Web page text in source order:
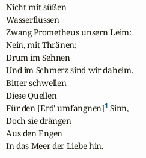
Nicht mit süßen
Wasserflüssen
Zwang Prometheus unsern Leim:
Nein, mit Thränen;
Drum im Sehnen
Und im Schmerz sind wir daheim.
Bitter schwellen
Diese Quellen
Für den [Erd' umfangnen]1 Sinn,
Doch sie drängen
Aus den Engen
In das Meer der Liebe hin.